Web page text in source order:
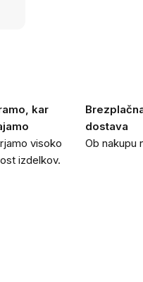
kar
visoko
izdelkov.
dostava
Ob nakupu